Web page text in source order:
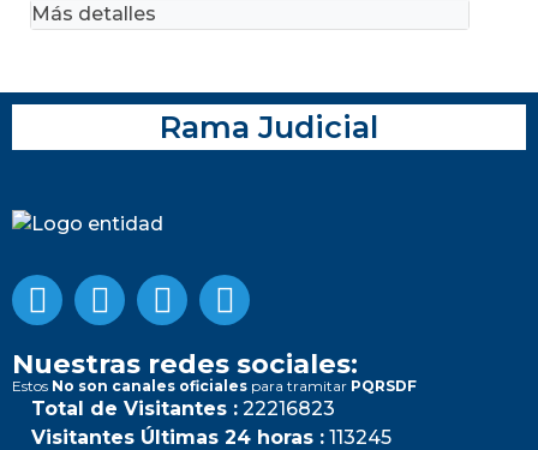
Más detalles
Rama Judicial
Nuestras redes sociales:
Estos No son canales oficiales para tramitar PQRSDF
Total de Visitantes : 22216823
Visitantes Últimas 24 horas : 113245